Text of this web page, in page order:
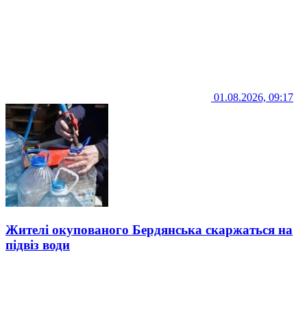
01.08.2026, 09:17
Жителі окупованого Бердянська скаржаться на
підвіз води